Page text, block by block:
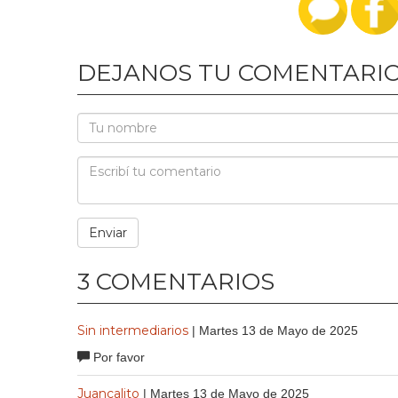
DEJANOS TU
3 COMENTARIOS
Sin intermediarios | Martes 13 de Mayo de 2025
Por favor
Juancalito | Martes 13 de Mayo de 2025